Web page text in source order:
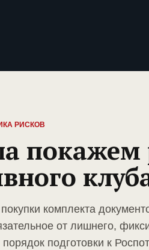
РИСКОВ
покажем
комплекта
от лишнего,
подготовки к